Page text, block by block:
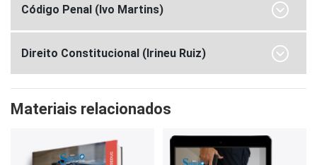
Código Penal (Ivo Martins)
Direito Constitucional (Irineu Ruiz)
Materiais relacionados